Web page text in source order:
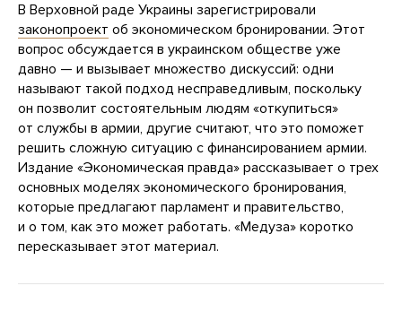
В Верховной раде Украины зарегистрировали
законопроект об экономическом бронировании. Этот
вопрос обсуждается в украинском обществе уже
давно — и вызывает множество дискуссий: одни
называют такой подход несправедливым, поскольку
он позволит состоятельным людям «откупиться»
от службы в армии, другие считают, что это поможет
решить сложную ситуацию с финансированием армии.
Издание «Экономическая правда» рассказывает о трех
основных моделях экономического бронирования,
которые предлагают парламент и правительство,
и о том, как это может работать. «Медуза» коротко
пересказывает этот материал.